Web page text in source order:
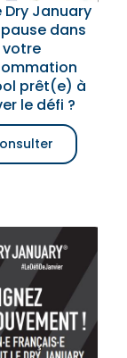
Dry January
dans
votre
prêt(e) à
le défi ?